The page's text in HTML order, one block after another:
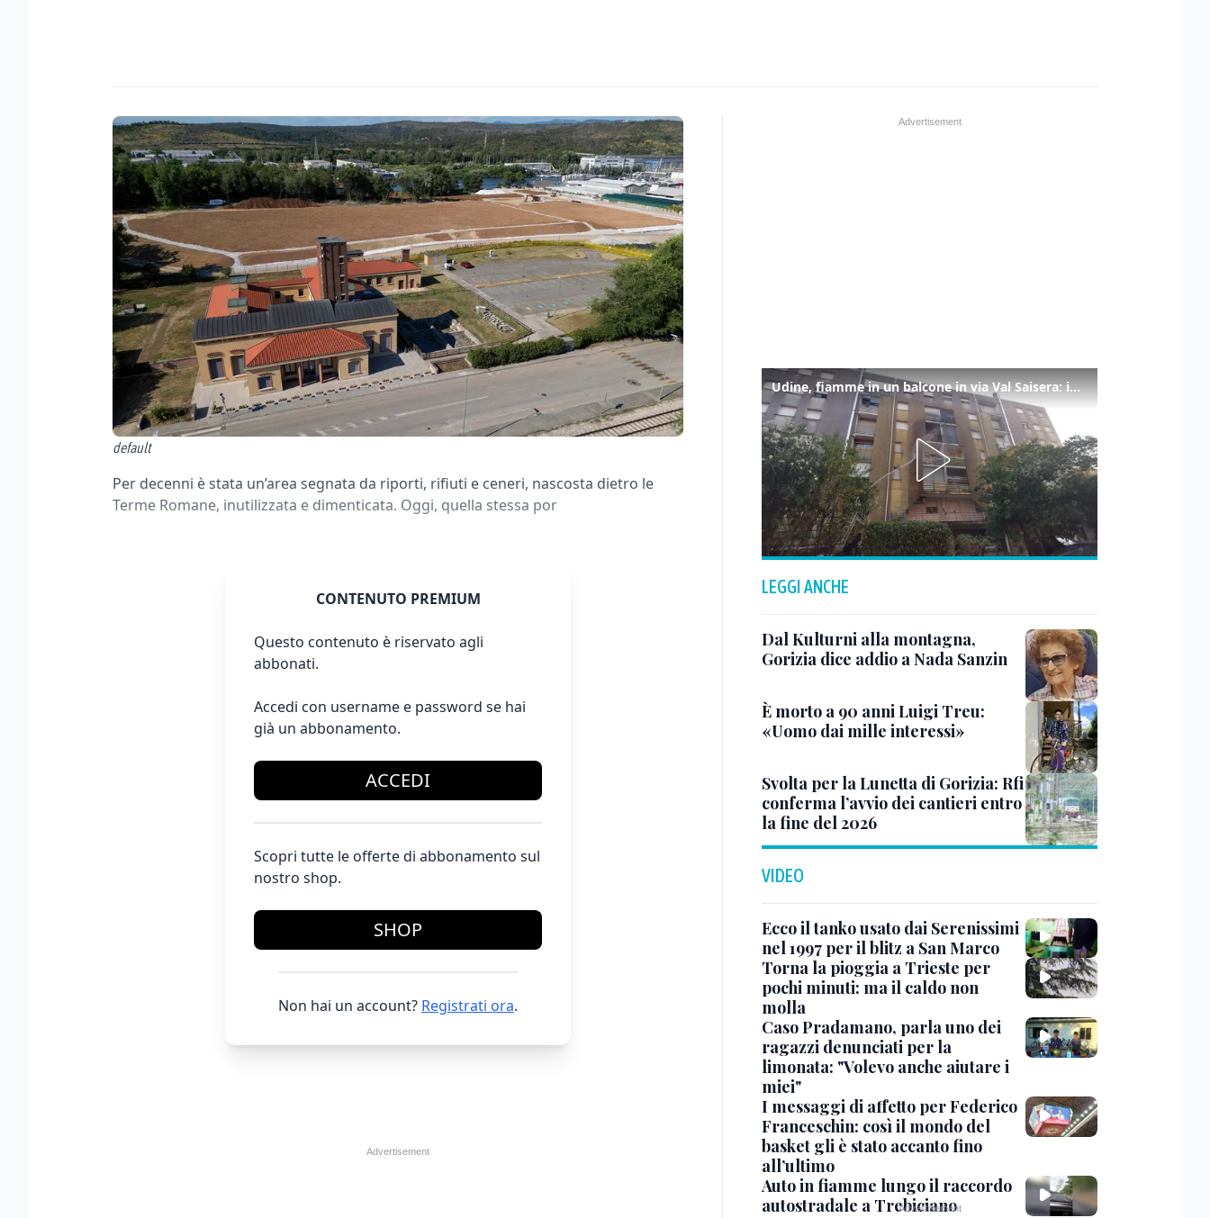
default
Per decenni è stata un’area segnata da riporti, rifiuti e ceneri, nascosta dietro le
Terme Romane, inutilizzata e dimenticata. Oggi, quella stessa por
CONTENUTO PREMIUM
Questo contenuto è riservato agli
abbonati.
Accedi con username e password se hai
già un abbonamento.
ACCEDI
Scopri tutte le offerte di abbonamento sul
nostro shop.
SHOP
Non hai un account? Registrati ora.
Udine, fiamme in un balcone in via Val Saisera: intervengono i pompieri
LEGGI ANCHE
Dal Kulturni alla montagna,
Gorizia dice addio a Nada Sanzin
È morto a 90 anni Luigi Treu:
«Uomo dai mille interessi»
Svolta per la Lunetta di Gorizia: Rfi
conferma l’avvio dei cantieri entro
la fine del 2026
VIDEO
Ecco il tanko usato dai Serenissimi
nel 1997 per il blitz a San Marco
Torna la pioggia a Trieste per
pochi minuti: ma il caldo non
molla
Caso Pradamano, parla uno dei
ragazzi denunciati per la
limonata: "Volevo anche aiutare i
miei"
I messaggi di affetto per Federico
Franceschin: così il mondo del
basket gli è stato accanto fino
all’ultimo
Auto in fiamme lungo il raccordo
autostradale a Trebiciano